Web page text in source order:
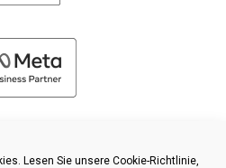
Lesen Sie unsere Cookie-Richtlinie,